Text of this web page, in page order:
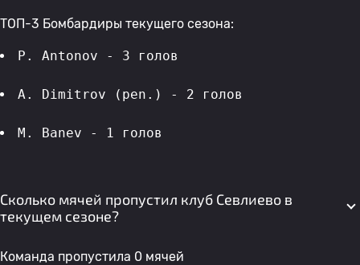
ТОП-3 Бомбардиры текущего сезона:
P. Antonov - 3 голов
A. Dimitrov (pen.) - 2 голов
M. Banev - 1 голов
Сколько мячей пропустил клуб Севлиево в
текущем сезоне?
Команда пропустила 0 мячей